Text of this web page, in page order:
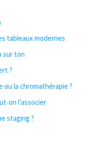
tableaux modernes
sur ton
?
ou la chromathérapie ?
on l'associer
staging ?